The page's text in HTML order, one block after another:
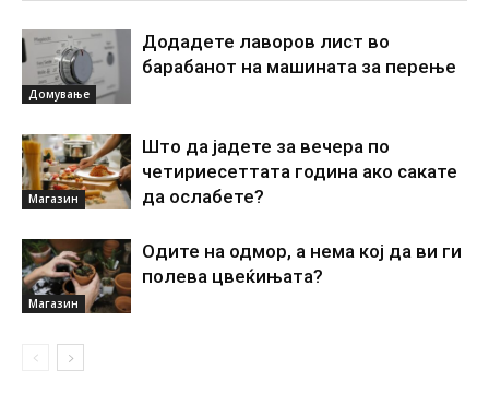
Домување
Додадете лаворов лист во
барабанот на машината за перење
Магазин
Што да јадете за вечера по
четириесеттата година ако сакате
да ослабете?
Магазин
Одите на одмор, а нема кој да ви ги
полева цвеќињата?